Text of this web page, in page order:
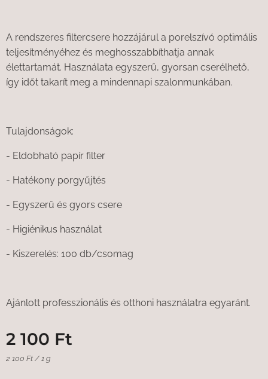
A rendszeres filtercsere hozzájárul a porelszívó optimális
teljesítményéhez és meghosszabbíthatja annak
élettartamát. Használata egyszerű, gyorsan cserélhető,
így időt takarít meg a mindennapi szalonmunkában.
Tulajdonságok:
- Eldobható papír filter
- Hatékony porgyűjtés
- Egyszerű és gyors csere
- Higiénikus használat
- Kiszerelés: 100 db/csomag
Ajánlott professzionális és otthoni használatra egyaránt.
2 100 Ft
2 100 Ft / 1 g